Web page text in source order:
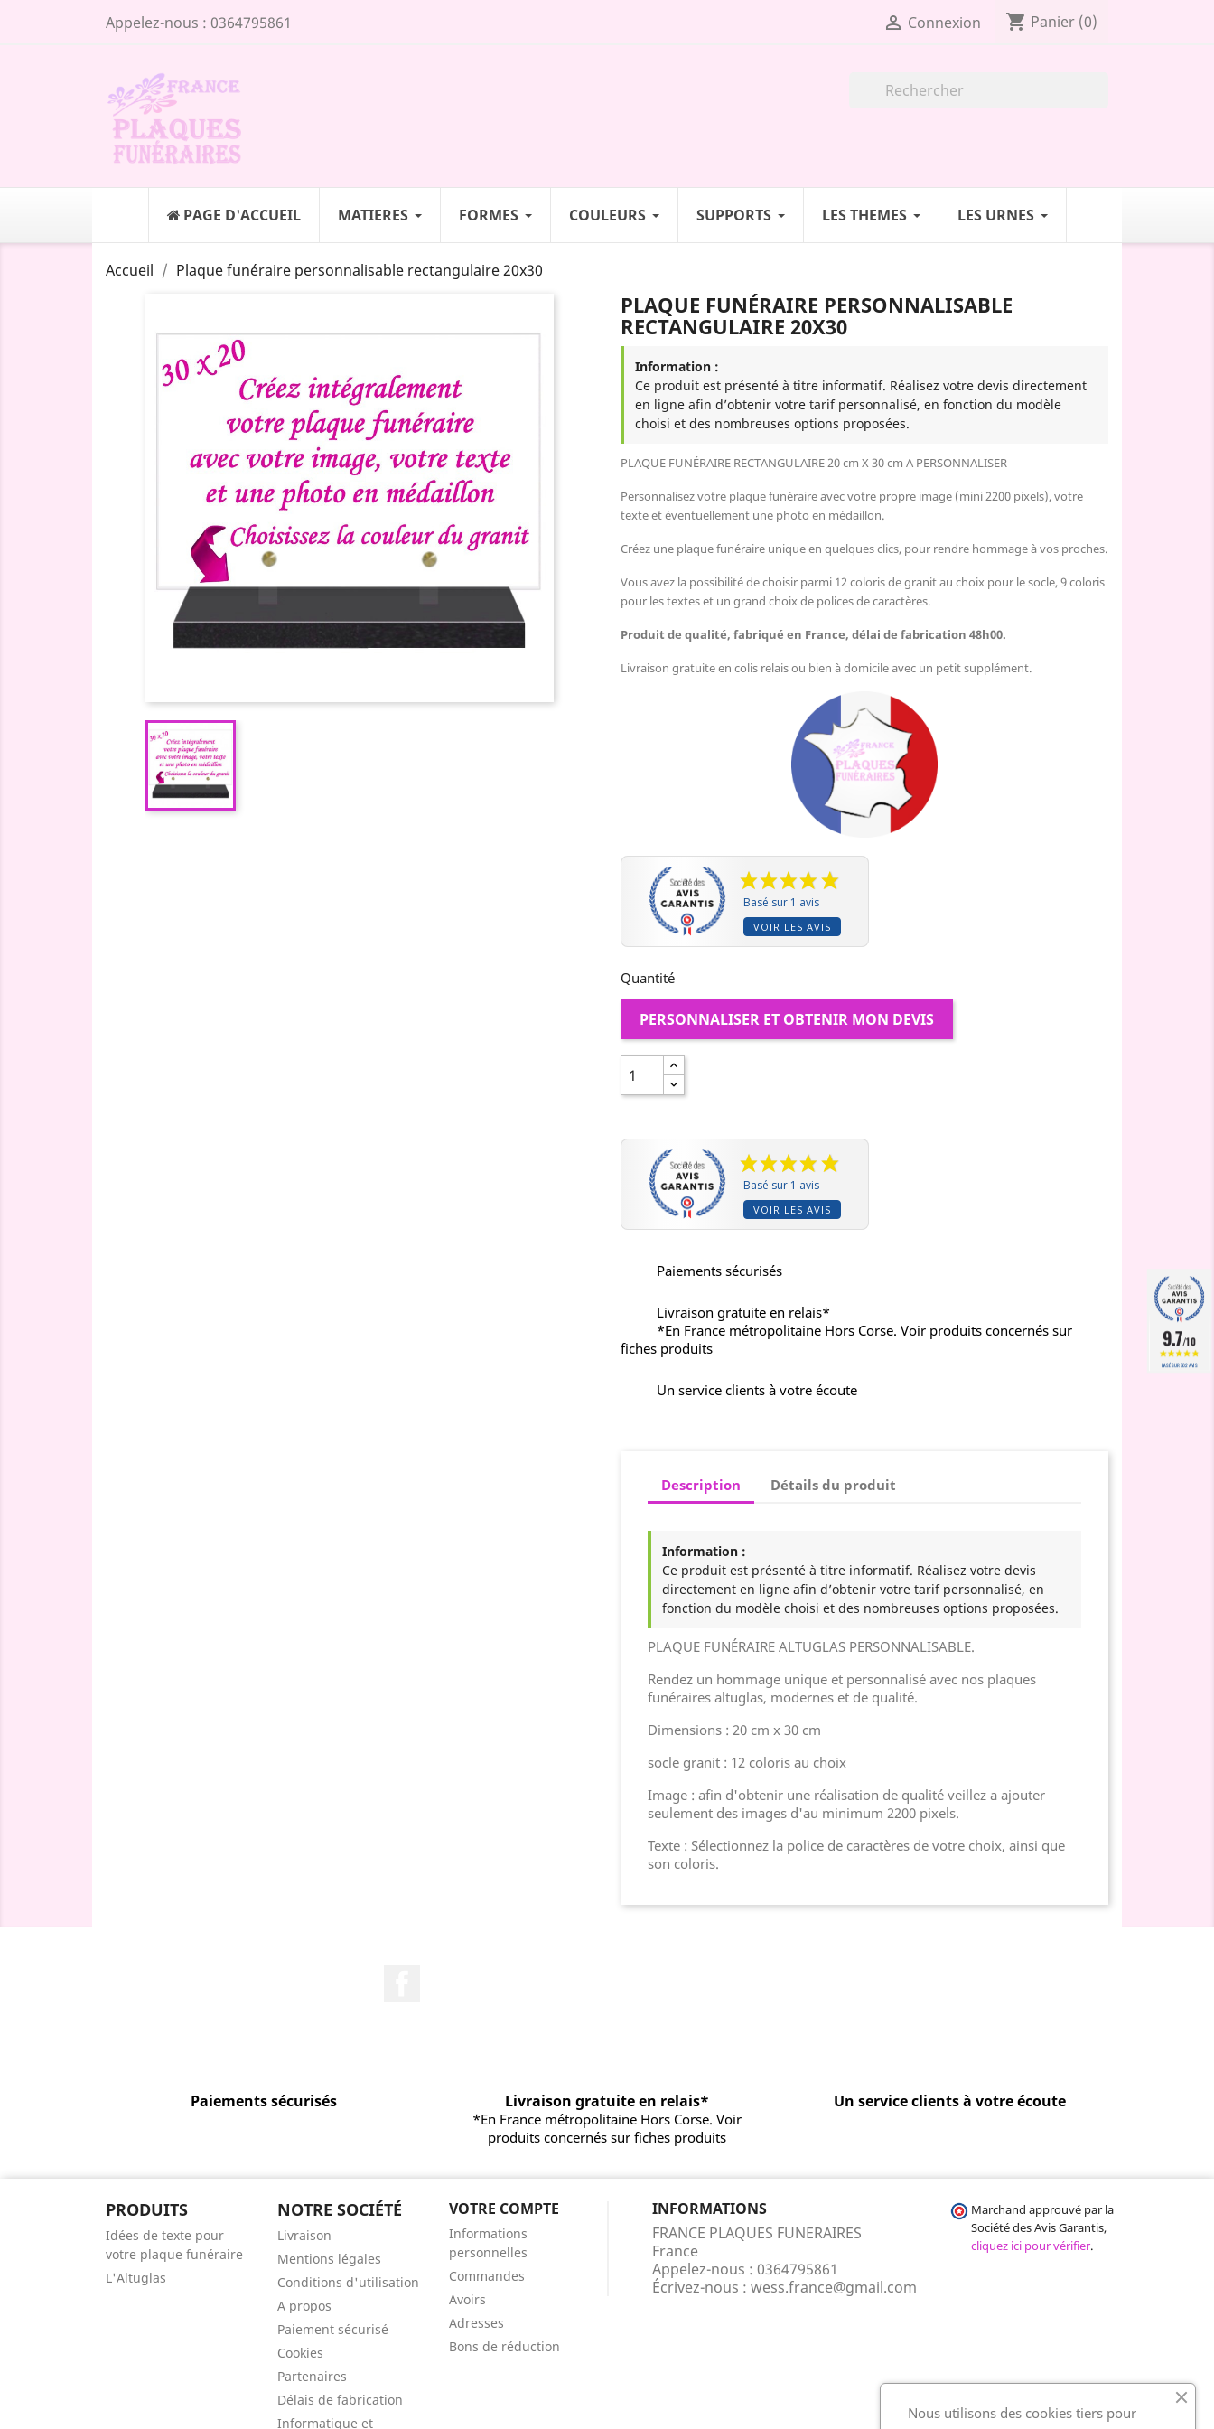
Appelez-nous : 0364795861  Connexion shopping_cart Panier (0)
PAGE D'ACCUEIL MATIERES FORMES COULEURS SUPPORTS LES THEMES LES URNES
Accueil Plaque funéraire personnalisable rectangulaire 20x30
PLAQUE FUNÉRAIRE PERSONNALISABLE
RECTANGULAIRE 20X30
Information :
Ce produit est présenté à titre informatif. Réalisez votre devis directement
en ligne afin d’obtenir votre tarif personnalisé, en fonction du modèle
choisi et des nombreuses options proposées.
PLAQUE FUNÉRAIRE RECTANGULAIRE 20 cm X 30 cm A PERSONNALISER
Personnalisez votre plaque funéraire avec votre propre image (mini 2200 pixels), votre
texte et éventuellement une photo en médaillon.
Créez une plaque funéraire unique en quelques clics, pour rendre hommage à vos proches.
Vous avez la possibilité de choisir parmi 12 coloris de granit au choix pour le socle, 9 coloris
pour les textes et un grand choix de polices de caractères.
Produit de qualité, fabriqué en France, délai de fabrication 48h00.
Livraison gratuite en colis relais ou bien à domicile avec un petit supplément.
Basé sur 1 avis
VOIR LES AVIS
Quantité
PERSONNALISER ET OBTENIR MON DEVIS
Basé sur 1 avis
VOIR LES AVIS
Paiements sécurisés
Livraison gratuite en relais*
*En France métropolitaine Hors Corse. Voir produits concernés sur
fiches produits
Un service clients à votre écoute
Description Détails du produit
Information :
Ce produit est présenté à titre informatif. Réalisez votre devis
directement en ligne afin d’obtenir votre tarif personnalisé, en
fonction du modèle choisi et des nombreuses options proposées.
PLAQUE FUNÉRAIRE ALTUGLAS PERSONNALISABLE.
Rendez un hommage unique et personnalisé avec nos plaques
funéraires altuglas, modernes et de qualité.
Dimensions : 20 cm x 30 cm
socle granit : 12 coloris au choix
Image : afin d'obtenir une réalisation de qualité veillez a ajouter
seulement des images d'au minimum 2200 pixels.
Texte : Sélectionnez la police de caractères de votre choix, ainsi que
son coloris.
Paiements sécurisés Livraison gratuite en relais*
*En France métropolitaine Hors Corse. Voir
produits concernés sur fiches produits
Un service clients à votre écoute
PRODUITS
Idées de texte pour
votre plaque funéraire
L'Altuglas
NOTRE SOCIÉTÉ
Livraison
Mentions légales
Conditions d'utilisation
A propos
Paiement sécurisé
Cookies
Partenaires
Délais de fabrication
Informatique et
VOTRE COMPTE
Informations
personnelles
Commandes
Avoirs
Adresses
Bons de réduction
INFORMATIONS
FRANCE PLAQUES FUNERAIRES
France
Appelez-nous : 0364795861
Écrivez-nous : wess.france@gmail.com
Marchand approuvé par la
Société des Avis Garantis,
cliquez ici pour vérifier.
Nous utilisons des cookies tiers pour
9.7/10
BASÉ SUR 502 AVIS